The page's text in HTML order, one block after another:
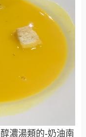
濃湯類的-奶油南